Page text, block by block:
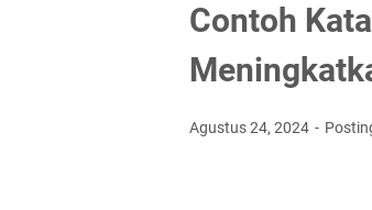
Contoh
Agustus 24, 2024